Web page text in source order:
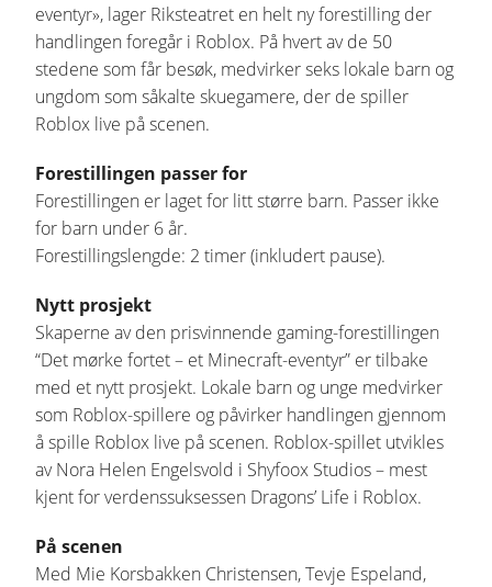
eventyr», lager Riksteatret en helt ny forestilling der
handlingen foregår i Roblox. På hvert av de 50
stedene som får besøk, medvirker seks lokale barn og
ungdom som såkalte skuegamere, der de spiller
Roblox live på scenen.
Forestillingen passer for
Forestillingen er laget for litt større barn. Passer ikke
for barn under 6 år.
Forestillingslengde: 2 timer (inkludert pause).
Nytt prosjekt
Skaperne av den prisvinnende gaming-forestillingen
“Det mørke fortet – et Minecraft-eventyr” er tilbake
med et nytt prosjekt. Lokale barn og unge medvirker
som Roblox-spillere og påvirker handlingen gjennom
å spille Roblox live på scenen. Roblox-spillet utvikles
av Nora Helen Engelsvold i Shyfoox Studios – mest
kjent for verdenssuksessen Dragons’ Life i Roblox.
På scenen
Med Mie Korsbakken Christensen, Tevje Espeland,